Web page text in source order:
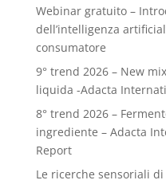
Webinar gratuito –
dell’intelligenza
consumatore
9° trend 2026 – New
liquida -Adacta
8° trend 2026 –
ingrediente – Adacta
Report
Le ricerche sensoriali